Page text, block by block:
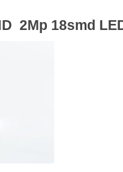
2Mp 18smd